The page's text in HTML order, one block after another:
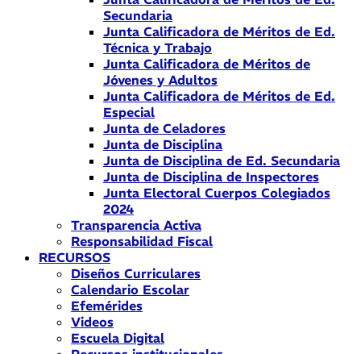
Secundaria
Junta Calificadora de Méritos de Ed.
Técnica y Trabajo
Junta Calificadora de Méritos de
Jóvenes y Adultos
Junta Calificadora de Méritos de Ed.
Especial
Junta de Celadores
Junta de Disciplina
Junta de Disciplina de Ed. Secundaria
Junta de Disciplina de Inspectores
Junta Electoral Cuerpos Colegiados
2024
Transparencia Activa
Responsabilidad Fiscal
RECURSOS
Diseños Curriculares
Calendario Escolar
Efemérides
Videos
Escuela Digital